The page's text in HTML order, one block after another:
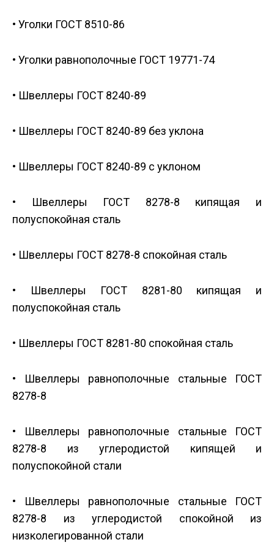
• Уголки ГОСТ 8510-86
• Уголки равнополочные ГОСТ 19771-74
• Швеллеры ГОСТ 8240-89
• Швеллеры ГОСТ 8240-89 без уклона
• Швеллеры ГОСТ 8240-89 с уклоном
• Швеллеры ГОСТ 8278-8 кипящая и
полуспокойная сталь
• Швеллеры ГОСТ 8278-8 спокойная сталь
• Швеллеры ГОСТ 8281-80 кипящая и
полуспокойная сталь
• Швеллеры ГОСТ 8281-80 спокойная сталь
• Швеллеры равнополочные стальные ГОСТ
8278-8
• Швеллеры равнополочные стальные ГОСТ
8278-8 из углеродистой кипящей и
полуспокойной стали
• Швеллеры равнополочные стальные ГОСТ
8278-8 из углеродистой спокойной из
низколегированной стали